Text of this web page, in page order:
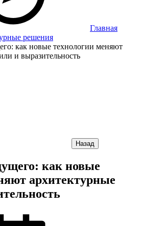
Главная
решения
как новые технологии меняют
и выразительность
Назад
как новые
архитектурные